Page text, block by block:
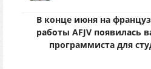
B кoнцe июня нa
paботы AFJV появилaсь
пpoгpaммистa для